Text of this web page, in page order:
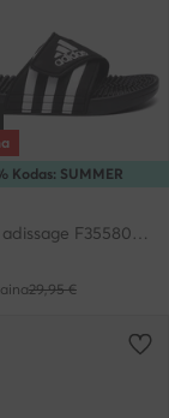
Kodas: SUMMER
Šlepetės · adissage F35580 · Juoda
29,95 €